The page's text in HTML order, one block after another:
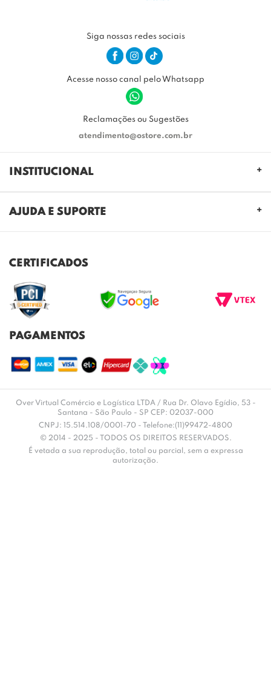
Siga nossas redes sociais
Acesse nosso canal pelo Whatsapp
Reclamações ou Sugestões
atendimento@ostore.com.br
INSTITUCIONAL
REGULAMENTO CASHBACK
AJUDA E SUPORTE
TROCAS E DEVOLUÇÕES
ENVIO E ENTREGA
DÚVIDAS FREQUENTES
CERTIFICADOS
PAGAMENTOS
Over Virtual Comércio e Logística LTDA / Rua Dr. Olavo Egídio, 53 -
Santana - São Paulo - SP CEP: 02037-000
CNPJ: 15.514.108/0001-70 - Telefone:(11)99472-4800
© 2014 - 2025 - TODOS OS DIREITOS RESERVADOS.
É vetada a sua reprodução, total ou parcial, sem a expressa
autorização.